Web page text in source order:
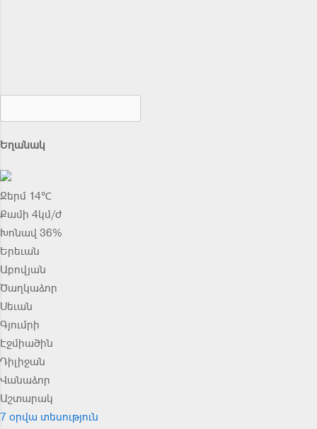
Եղանակ
Ջերմ 14℃
Քամի 4կմ/ժ
Խոնավ 36%
Երեւան
Աբովյան
Ծաղկաձոր
Սեւան
Գյումրի
Էջմիածին
Դիլիջան
Վանաձոր
Աշտարակ
7 օրվա տեսություն